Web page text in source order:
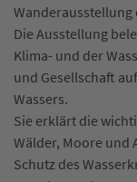
Die Ausstellung
Klima- und der
und Gesellschaft
Wassers.
Sie erklärt die
Wälder, Moore und
Schutz des